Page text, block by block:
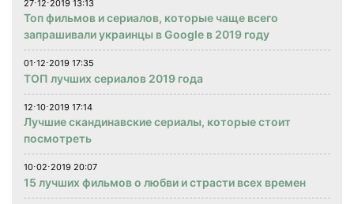
27⋅12⋅2019 13:13
Топ фильмов и сериалов, которые чаще всего
запрашивали украинцы в Google в 2019 году
01⋅12⋅2019 17:35
ТОП лучших сериалов 2019 года
12⋅10⋅2019 17:14
Лучшие скандинавские сериалы, которые стоит
посмотреть
10⋅02⋅2019 20:07
15 лучших фильмов о любви и страсти всех времен